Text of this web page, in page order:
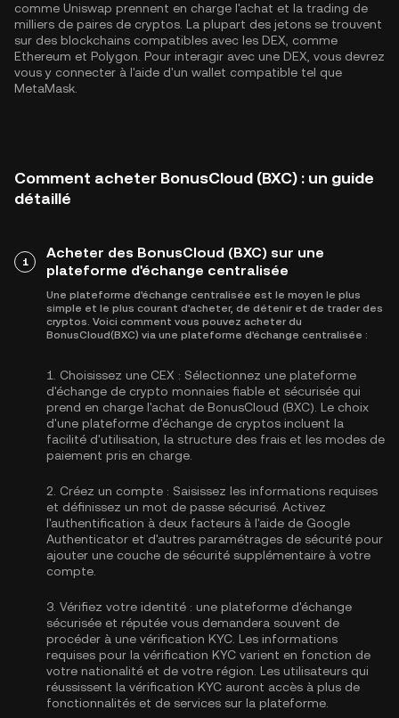
comme Uniswap prennent en charge l'achat et la trading de
milliers de paires de cryptos. La plupart des jetons se trouvent
sur des blockchains compatibles avec les DEX, comme
Ethereum et Polygon . Pour interagir avec une DEX, vous devrez
vous y connecter à l'aide d'un wallet compatible tel que
MetaMask.
Comment acheter BonusCloud (BXC) : un guide
détaillé
1
Acheter des BonusCloud (BXC) sur une
plateforme d'échange centralisée
Une plateforme d'échange centralisée est le moyen le plus
simple et le plus courant d'acheter, de détenir et de trader des
cryptos. Voici comment vous pouvez acheter du
BonusCloud(BXC) via une plateforme d'échange centralisée :
1. Choisissez une CEX : Sélectionnez une plateforme
d'échange de crypto monnaies fiable et sécurisée qui
prend en charge l'achat de BonusCloud (BXC). Le choix
d'une plateforme d'échange de cryptos incluent la
facilité d'utilisation, la structure des frais et les modes de
paiement pris en charge.
2. Créez un compte : Saisissez les informations requises
et définissez un mot de passe sécurisé. Activez
l'authentification à deux facteurs à l'aide de Google
Authenticator et d'autres paramétrages de sécurité pour
ajouter une couche de sécurité supplémentaire à votre
compte.
3. Vérifiez votre identité : une plateforme d'échange
sécurisée et réputée vous demandera souvent de
procéder à une vérification KYC. Les informations
requises pour la vérification KYC varient en fonction de
votre nationalité et de votre région. Les utilisateurs qui
réussissent la vérification KYC auront accès à plus de
fonctionnalités et de services sur la plateforme.